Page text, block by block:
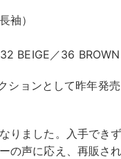
長袖）
BEIGE／36 BROWN
ョンとして昨年発
りました。入手でき
の声に応え、再販され